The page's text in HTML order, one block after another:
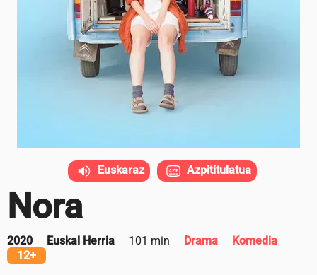
Nora
2020 Euskal Herria 101 min Drama
Komedia
12+
Euskaraz Azpititulatua